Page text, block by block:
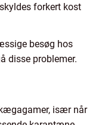
forkert kost
besøg hos
disse problemer.
især når